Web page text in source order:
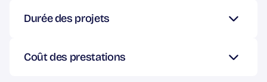
Durée des projets
varie selon sa complexité et son envergure.
Plus
ces éléments sont importants, plus le temps
Coût des prestations